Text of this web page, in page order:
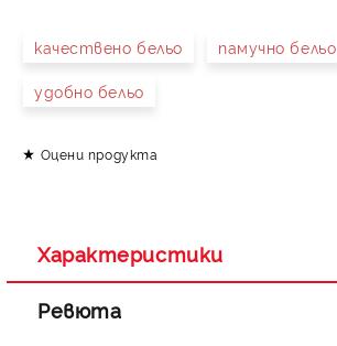
качествено бельо памучно бельо
удобно бельо
Оцени продукта
Характеристики
Ревюта